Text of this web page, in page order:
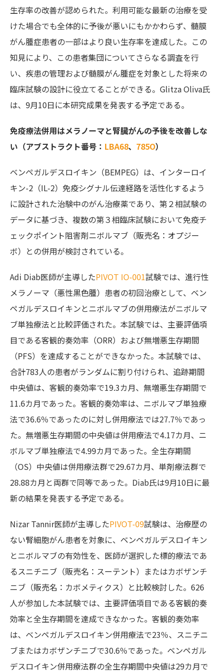
生存率の改善が認められた。 利用可能な最新の治療を受
けた場合でも全体的に予後が悪いにもかかわらず、 髄膜
がん腫症患者の一部はより良い生存率を達成した。この
知見により、この患者集団についてさらなる調査を行
い、疾患の管理および髄膜がん腫症を対象とした将来の
臨床試験の設計に役立てることができる。Glitza Oliva氏
は、9月10日に本研究成果を発表する予定である。
免疫療法併用はメラノーマと腎臓がんの予後を改善しな
い（アブストラクト番号： LBA68、 785O）
ベンペガルデスロイキン（BEMPEG）は、インターロイ
キン-2（IL-2）免疫シグナル伝達経路を活性化するよう
に設計された治験中のがん治療薬であり、第２相試験の
データに基づき、複数の第３相臨床試験において免疫チ
ェックポイント阻害剤ニボルマブ（販売名：オプジー
ボ）との併用が検討されている。
Adi Diab医師が主導したPIVOT IO-001試験では、進行性
メラノーマ（悪性黒色腫）患者の初回治療として、ベン
ペガルデスロイキンとニボルマブの併用療法がニボルマ
ブ単独療法と比較評価された。本試験では、主要評価項
目である客観的奏効率（ORR）および無増悪生存期間
（PFS）を達成することができなかった。本試験では、
合計783人の患者がランダムに割り付けられ、追跡期間
中央値は、客観的奏効率で19.3カ月、無増悪生存期間で
11.6カ月であった。客観的奏効率は、ニボルマブ単独療
法で36.6％であったのに対し併用療法では27.7％であっ
た。無増悪生存期間の中央値は併用療法で4.17カ月、ニ
ボルマブ単独療法で4.99カ月であった。全生存期間
（OS）中央値は併用療法群で29.67カ月、単剤療法群で
28.88カ月と両群で同等であった。Diab氏は9月10日に最
新の結果を発表する予定である。
Nizar Tannir医師が主導したPIVOT-09試験は、治療歴の
ない腎細胞がん患者を対象に、ベンペガルデスロイキン
とニボルマブの有効性を、医師が選択した標的療法であ
るスニチニブ（販売名：スーテント）またはカボザンチ
ニブ （販売名：カボメティクス） と比較検討した。626
人が参加した本試験では、主要評価項目である客観的奏
効率と全生存期間を達成できなかった。客観的奏効率
は、ベンペガルデスロイキン併用療法で23％、スニチニ
ブまたはカボザンチニブで30.6％であった。ベンペガル
デスロイキン併用療法群の全生存期間中央値は29カ月で